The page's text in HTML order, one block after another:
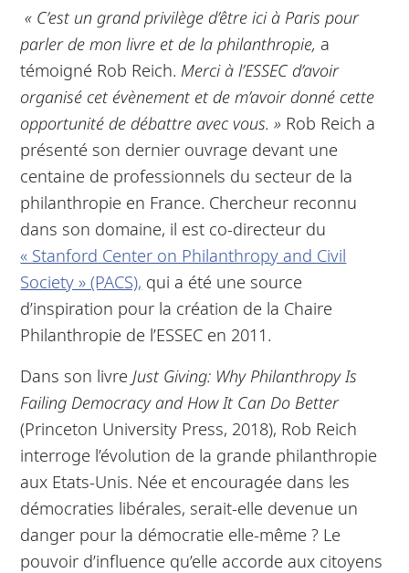
« C’est un grand privilège d’être ici à Paris pour
parler de mon livre et de la philanthropie, a
témoigné Rob Reich. Merci à l’ESSEC d’avoir
organisé cet évènement et de m’avoir donné cette
opportunité de débattre avec vous. » Rob Reich a
présenté son dernier ouvrage devant une
centaine de professionnels du secteur de la
philanthropie en France. Chercheur reconnu
dans son domaine, il est co-directeur du
« Stanford Center on Philanthropy and Civil
Society » (PACS), qui a été une source
d’inspiration pour la création de la Chaire
Philanthropie de l’ESSEC en 2011.
Dans son livre Just Giving: Why Philanthropy Is
Failing Democracy and How It Can Do Better
(Princeton University Press, 2018), Rob Reich
interroge l’évolution de la grande philanthropie
aux Etats-Unis. Née et encouragée dans les
démocraties libérales, serait-elle devenue un
danger pour la démocratie elle-même ? Le
pouvoir d’influence qu’elle accorde aux citoyens